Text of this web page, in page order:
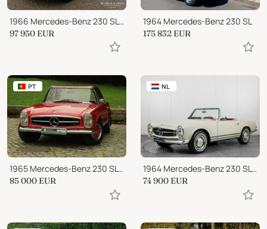
1966 Mercedes-Benz 230 SL Pagode
97 950 EUR
1964 Mercedes-Benz 230 SL
175 832 EUR
PT
1965 Mercedes-Benz 230 SL Pagoda
85 000 EUR
NL
1964 Mercedes-Benz 230 SL Pagode
74 900 EUR